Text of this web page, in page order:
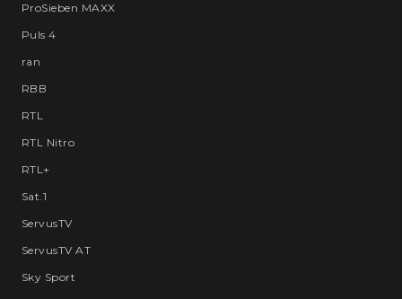
ProSieben MAXX
Puls 4
ran
RBB
RTL
RTL Nitro
RTL+
Sat.1
ServusTV
ServusTV AT
Sky Sport